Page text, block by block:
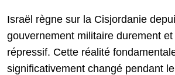
Israël règne sur la Cisjordanie
gouvernement militaire durement
répressif. Cette réalité
significativement changé pendant